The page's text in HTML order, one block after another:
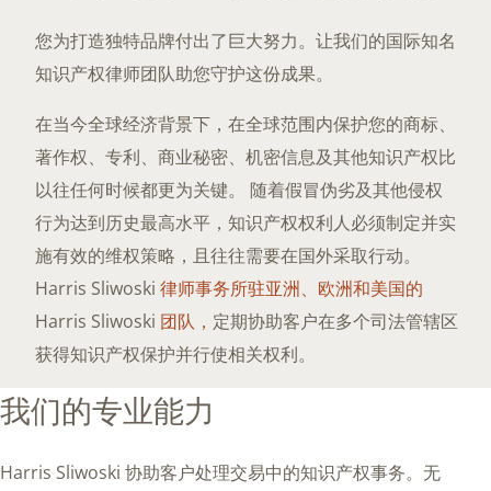
您为打造独特品牌付出了巨大努力。让我们的国际知名
知识产权律师团队助您守护这份成果。
在当今全球经济背景下，在全球范围内保护您的商标、
著作权、专利、商业秘密、机密信息及其他知识产权比
以往任何时候都更为关键。 随着假冒伪劣及其他侵权
行为达到历史最高水平，知识产权权利人必须制定并实
施有效的维权策略，且往往需要在国外采取行动。
Harris Sliwoski 律师事务所驻亚洲、欧洲和美国的
Harris Sliwoski 团队， 定期协助客户在多个司法管辖区
获得知识产权保护并行使相关权利。
我们的专业能力
Harris Sliwoski 协助客户处理交易中的知识产权事务。无